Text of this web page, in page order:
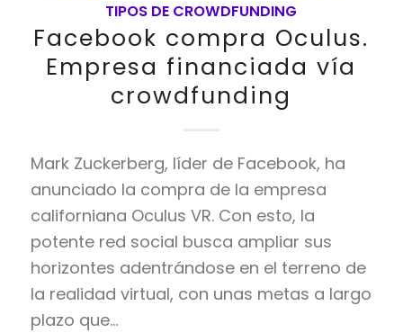
TIPOS DE CROWDFUNDING
Facebook compra Oculus.
Empresa financiada vía
crowdfunding
Mark Zuckerberg, líder de Facebook, ha
anunciado la compra de la empresa
californiana Oculus VR. Con esto, la
potente red social busca ampliar sus
horizontes adentrándose en el terreno de
la realidad virtual, con unas metas a largo
plazo que…